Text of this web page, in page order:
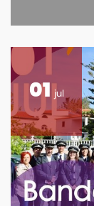
01 jul